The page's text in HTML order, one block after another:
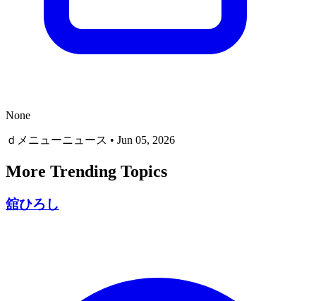
None
ｄメニューニュース • Jun 05, 2026
More Trending Topics
舘ひろし